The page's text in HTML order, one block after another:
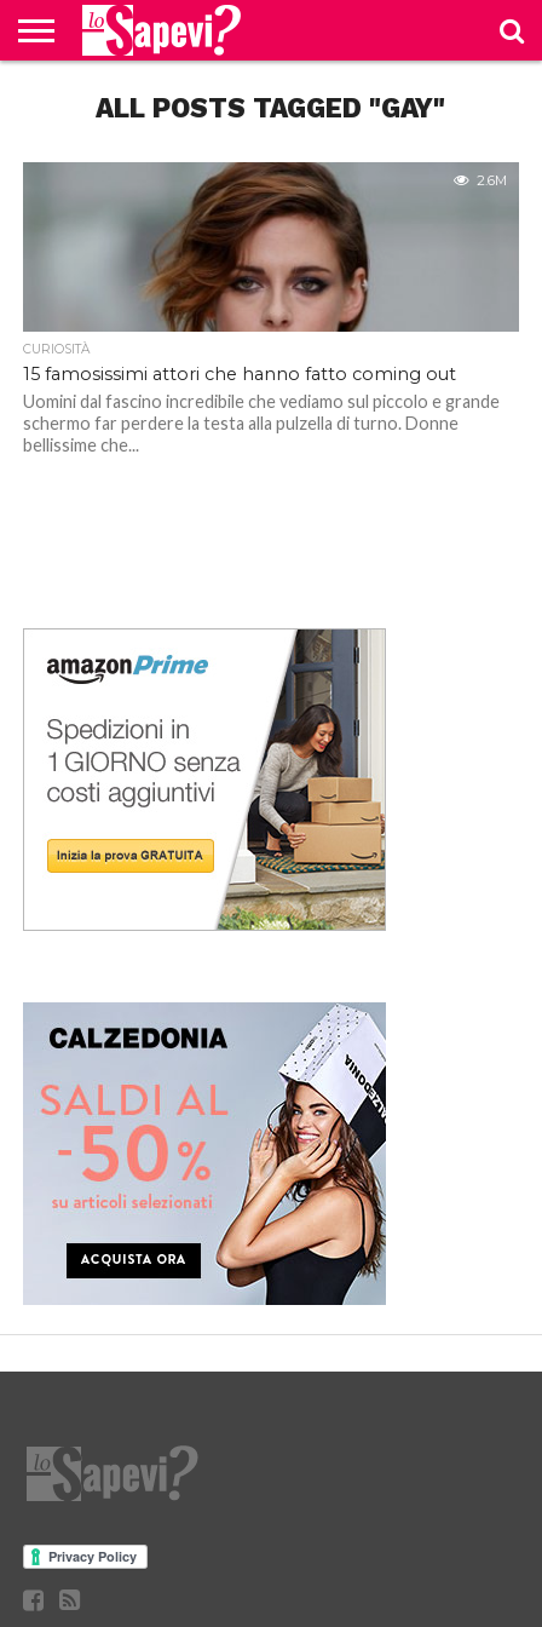
BENESSERE
GOSSIP
PRODOTTI
AMAZON
CASA E
CUCINAALL POSTS TAGGED "GAY"
2.6M
CURIOSITÀ
15 famosissimi attori che hanno fatto coming out
Uomini dal fascino incredibile che vediamo sul piccolo e grande
schermo far perdere la testa alla pulzella di turno. Donne
bellissime che...